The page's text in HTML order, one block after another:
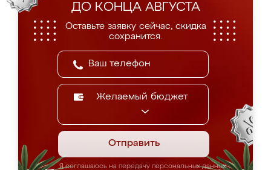
ДО КОНЦА АВГУСТА
Оставьте заявку сейчас, скидка
сохранится.
Желаемый бюджет
Отправить
Я соглашаюсь на передачу персональных данных